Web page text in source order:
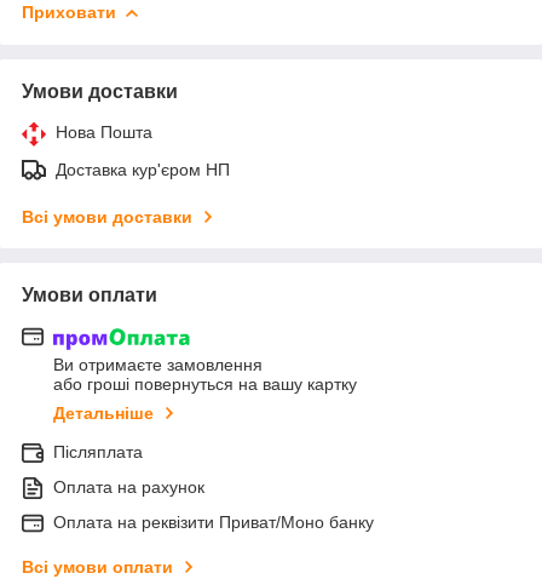
Приховати
Умови доставки
Нова Пошта
Доставка кур'єром НП
Всі умови доставки
Умови оплати
Ви отримаєте замовлення
або гроші повернуться на вашу картку
Детальніше
Післяплата
Оплата на рахунок
Оплата на реквізити Приват/Моно банку
Всі умови оплати